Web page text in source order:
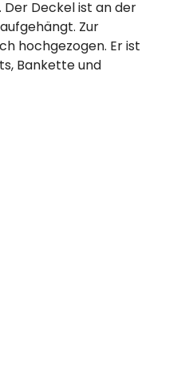
Der Deckel ist an der
Zur
hochgezogen. Er ist
Bankette und